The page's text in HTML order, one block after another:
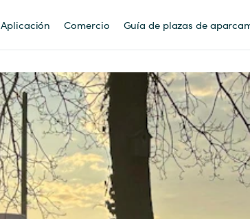
Aplicación Comercio Guía de plazas de